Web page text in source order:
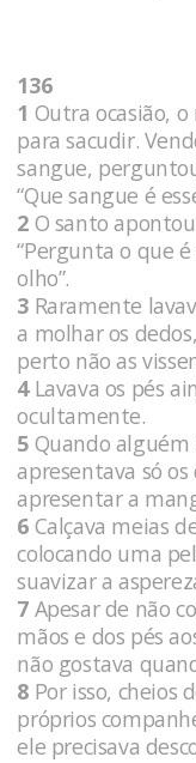
136
1 Outra ocasião,
para sacudir.
sangue,
“Que sangue é
2 O santo
“Pergunta o que
olho”.
3 Raramente
a molhar os
perto não as
4Lavava os pés
ocultamente.
5 Quando
apresentava só
apresentar a
6 Calçava meias
colocando uma
suavizar a
7 Apesar de não
mãos e dos pés
não gostava
8 Por isso, cheios
próprios
ele precisava